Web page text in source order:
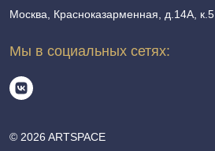
© 2026 ARTSPACE
Москва, Красноказарменная, д.14А, к.5
Мы в социальных сетях: